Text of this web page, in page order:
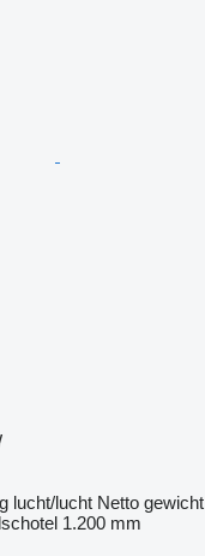
lucht/lucht Netto gewicht
1.200 mm